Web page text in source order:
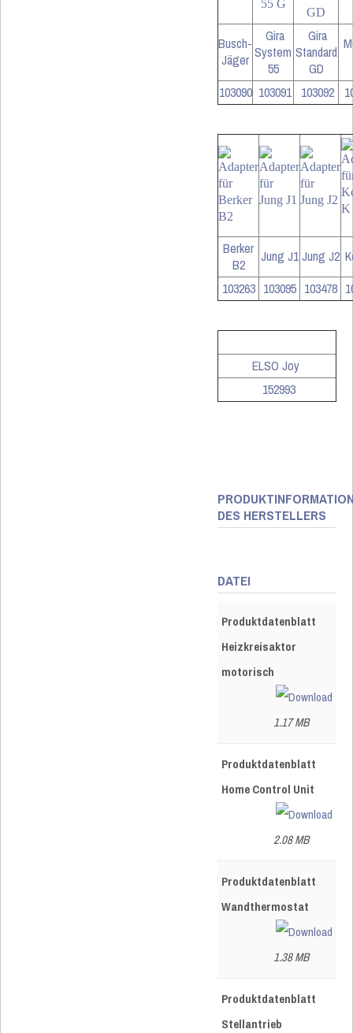
Busch-
Jäger
Gira
System
55
Gira
Standard
GD
103090 103091 103092
Berker
B2
Jung J1 Jung J2
103263 103095 103478
ELSO Joy
152993
DES HERSTELLERS
DATEI
Produktdatenblatt
Heizkreisaktor
motorisch
1.17 MB
Produktdatenblatt
Home Control Unit
2.08 MB
Produktdatenblatt
Wandthermostat
1.38 MB
Produktdatenblatt
Stellantrieb